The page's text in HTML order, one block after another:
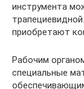
инструмента
приобретают
Рабочим
специальные